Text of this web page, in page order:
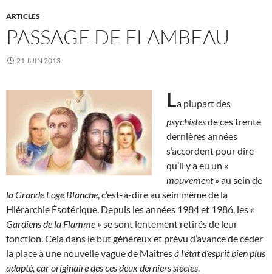
ARTICLES
PASSAGE DE FLAMBEAU
21 JUIN 2013
La plupart des
psychistesde ces trente
dernières années
s’accordent pour dire
qu’il y a eu un «
mouvement» au sein de
la Grande Loge Blanche , c’est-à-dire au sein même de la
Hiérarchie Ésotérique. Depuis les années 1984 et 1986, les «
Gardiens de la Flamme » se sont lentement retirés de leur
fonction. Cela dans le but généreux et prévu d’avance de céder
la place à une nouvelle vague de Maîtresà l’état d’esprit bien plus
adapté, car originaire des ces deux derniers siècles